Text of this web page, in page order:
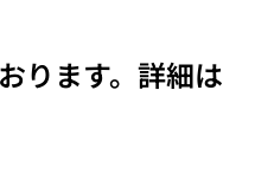
ります。詳細は